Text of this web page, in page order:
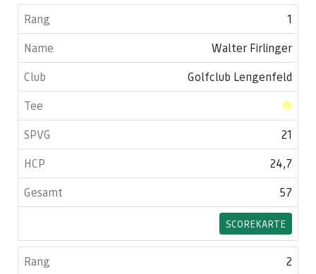
1
Walter Firlinger
Golfclub Lengenfeld
21
24,7
57
SCOREKARTE
2